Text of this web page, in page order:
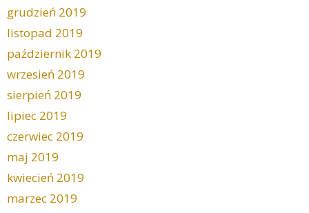
grudzień 2019
listopad 2019
październik 2019
wrzesień 2019
sierpień 2019
lipiec 2019
czerwiec 2019
maj 2019
kwiecień 2019
marzec 2019